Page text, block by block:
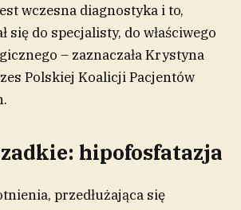
wczesna diagnostyka i to,
się do specjalisty, do właściwego
– zaznaczała Krystyna
Polskiej Koalicji Pacjentów
hipofosfatazja
przedłużająca się